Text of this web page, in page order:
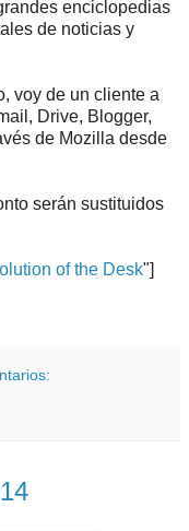
enciclopedias
de noticias y
voy de un cliente a
Drive, Blogger,
de Mozilla desde
serán sustituidos
of the Desk"]